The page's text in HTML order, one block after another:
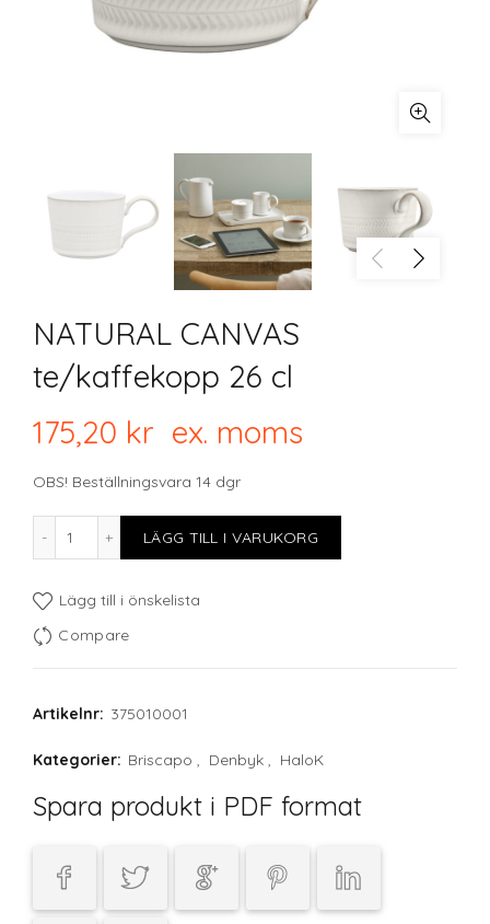
NATURAL CANVAS
te/kaffekopp 26 cl
175,20 kr ex. moms
OBS! Beställningsvara 14 dgr
NATURAL CANVAS te/kaffekopp 26 cl mängd
LÄGG TILL I VARUKORG
Lägg till i önskelista
Compare
Artikelnr: 375010001
Kategorier: Briscapo , Denbyk , HaloK
Spara produkt i PDF format